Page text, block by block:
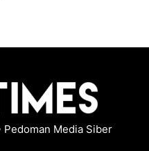
Pedoman Media Siber